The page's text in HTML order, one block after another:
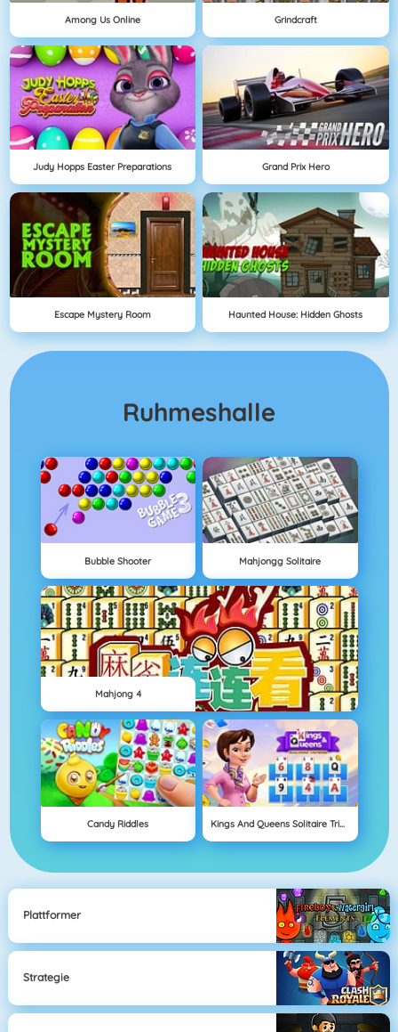
Among Us Online Grindcraft
Judy Hopps Easter Preparations Grand Prix Hero
Escape Mystery Room Haunted House: Hidden Ghosts
Ruhmeshalle
Bubble Shooter Mahjongg Solitaire
Mahjong 4
Candy Riddles Kings And Queens Solitaire Tripeaks
Plattformer
Strategie